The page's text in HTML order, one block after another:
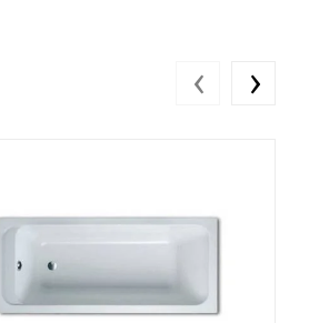
‹ ›